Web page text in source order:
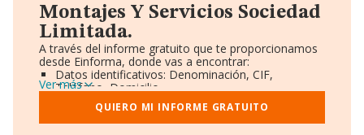
Montajes Y Servicios Sociedad
Limitada.
A través del informe gratuito que te proporcionamos
desde Einforma, donde vas a encontrar:
Datos identificativos: Denominación, CIF,
Teléfono, Domicilio.
Informe Mercantil Completo (BORME).
Gráficos de Evolución Ventas y Empleados.
Consejo de Administración y Administradores.
Ver más
QUIERO MI INFORME GRATUITO